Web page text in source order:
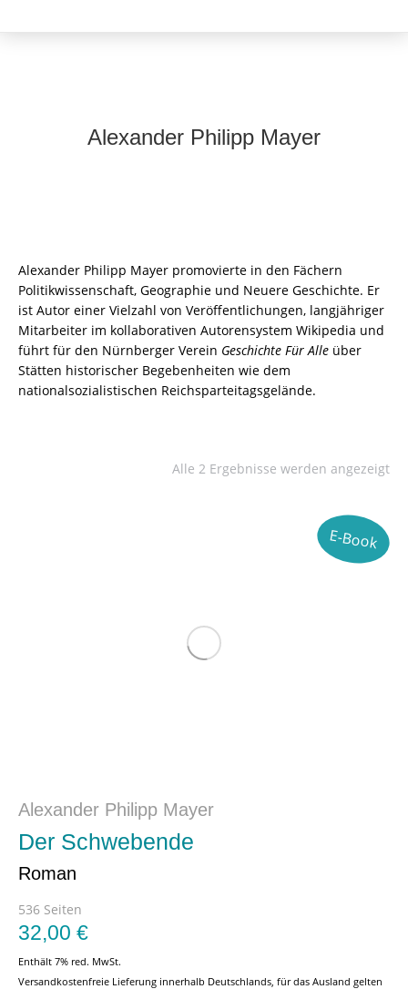
Alexander Philipp Mayer
Alexander Philipp Mayer promovierte in den Fächern
Politikwissenschaft, Geographie und Neuere Geschichte. Er
ist Autor einer Vielzahl von Veröffentlichungen, langjähriger
Mitarbeiter im kollaborativen Autorensystem Wikipedia und
führt für den Nürnberger Verein Geschichte Für Alle über
Stätten historischer Begebenheiten wie dem
nationalsozialistischen Reichsparteitagsgelände.
Alle 2 Ergebnisse werden angezeigt
E-Book
Alexander Philipp Mayer
Der Schwebende
Roman
536 Seiten
32,00 €
Enthält 7% red. MwSt.
Versandkostenfreie Lieferung innerhalb Deutschlands, für das Ausland gelten